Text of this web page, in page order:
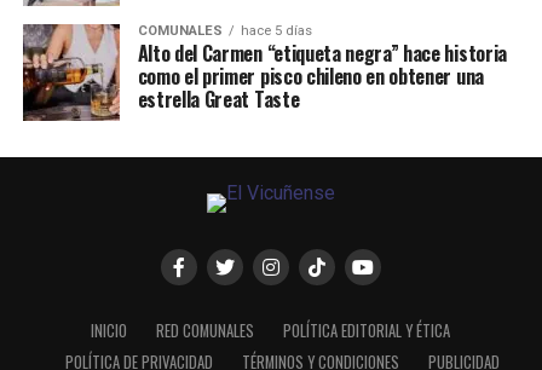
COMUNALES hace 5 días
Alto del Carmen “etiqueta negra” hace historia
como el primer pisco chileno en obtener una
estrella Great Taste
INICIO RED COMUNALES
POLÍTICA EDITORIAL Y ÉTICA
POLÍTICA DE PRIVACIDAD
TÉRMINOS Y CONDICIONES PUBLICIDAD